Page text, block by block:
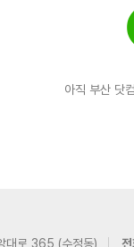
아직 부산 닷
로 365 (수정동)